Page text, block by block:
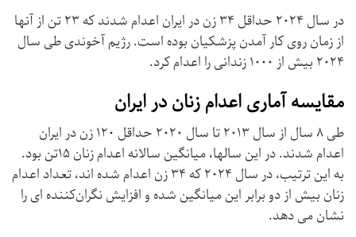
در سال ۲۰۲۴ حداقل ۳۴ زن در ایران اعدام شدند که ۲۳ تن از آنها
از زمان روی کار آمدن پزشکیان بوده است. رژیم آخوندی طی سال
۲۰۲۴ بیش از ۱۰۰۰ زندانی را اعدام کرد.
مقایسه آماری اعدام زنان در ایران
طی ۸ سال از سال ۲۰۱۳ تا سال ۲۰۲۰ حداقل ۱۲۰ زن در ایران
اعدام شدند. در این سالها، میانگین سالانه اعدام زنان ۱۵تن بود.
به این ترتیب، در سال ۲۰۲۴ که ۳۴ زن اعدام شده اند، تعداد اعدام
زنان بیش از دو برابر این میانگین شده و افزایش نگران‌کننده ای را
نشان می دهد.